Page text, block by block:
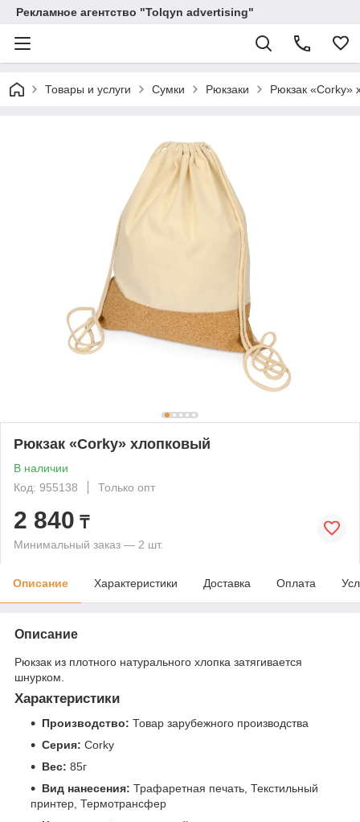
Рекламное агентство "Tolqyn advertising"
Товары и услуги Сумки Рюкзаки Рюкзак «Corky»
Рюкзак «Corky» хлопковый
В наличии
Код: 955138
Только опт
2 840 ₸
Минимальный заказ — 2 шт.
Описание Характеристики Доставка Оплата
Описание
Рюкзак из плотного натурального хлопка затягивается
шнурком.
Характеристики
Производство: Товар зарубежного производства
Серия: Corky
Вес: 85г
Вид нанесения: Трафаретная печать, Текстильный
принтер, Термотрансфер